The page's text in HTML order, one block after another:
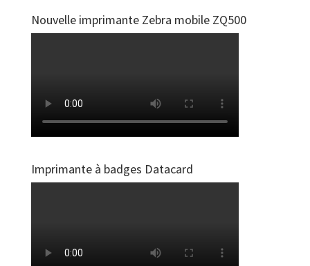
Nouvelle imprimante Zebra mobile ZQ500
Imprimante à badges Datacard